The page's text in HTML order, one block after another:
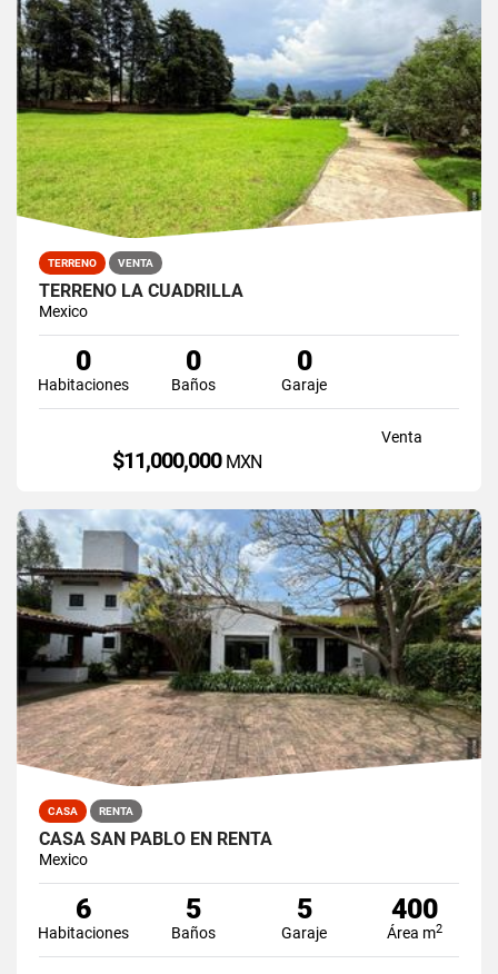
TERRENO VENTA
TERRENO LA CUADRILLA
Mexico
0
Habitaciones
0
Baños
0
Garaje
Venta
$11,000,000 MXN
CASA RENTA
CASA SAN PABLO EN RENTA
Mexico
6
Habitaciones
5
Baños
5
Garaje
400
Área m2